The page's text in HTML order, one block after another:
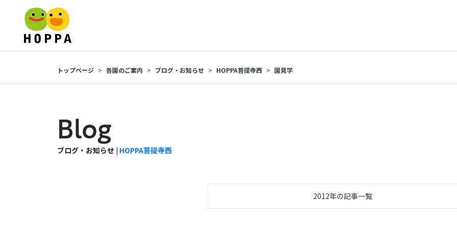
トップページ 各園のご案内 ブログ・お知らせ HOPPA菩提寺西 園見学
Blog
ブログ・お知らせ | HOPPA菩提寺西
2012年の記事一覧